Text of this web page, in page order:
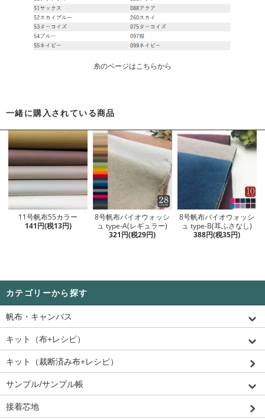
糸のページはこちらから
一緒に購入されている商品
11号帆布55カラー
141円(税13円)
8号帆布バイオウォッシ
ュ type-A(レギュラー)
321円(税29円)
8号帆布バイオウォッシ
ュ type-B(耳ふさなし)
388円(税35円)
カテゴリーから探す
帆布・キャンバス
キット（布+レシピ）
キット（裁断済み布+レシピ）
サンプル/サンプル帳
接着芯地